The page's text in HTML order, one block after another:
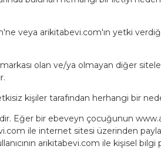
veya arikitabevi.com'ın yetki
olan ve/ya olmayan diğer
kişiler tarafından herhangi bir
Eğer bir ebeveyn çocuğunun
ile internet sitesi üzerinden
arikitabevi.com ile kişisel bilgi